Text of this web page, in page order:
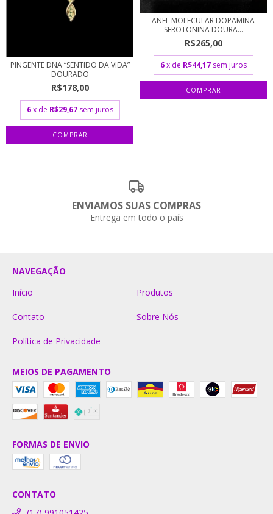
PINGENTE DNA “SENTIDO DA VIDA”
DOURADO
R$178,00
6 x de R$29,67 sem juros
ANEL MOLECULAR DOPAMINA
SEROTONINA DOURA...
R$265,00
6 x de R$44,17 sem juros
ENVIAMOS SUAS COMPRAS
Entrega em todo o país
NAVEGAÇÃO
Início
Produtos
Contato Sobre Nós
Política de Privacidade
MEIOS DE PAGAMENTO
FORMAS DE ENVIO
CONTATO